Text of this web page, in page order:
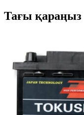
Тағы қараңыз